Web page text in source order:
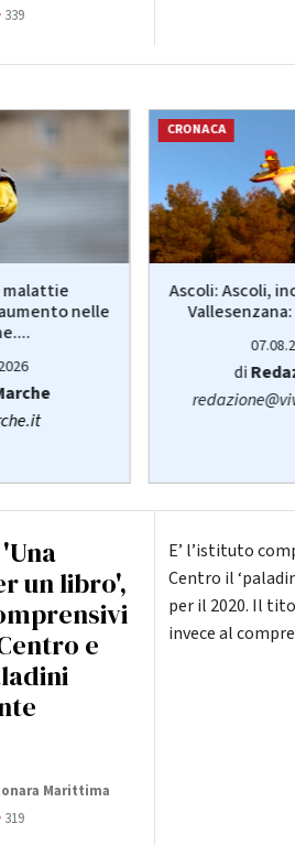
339
nelle
CRONACA
Ascoli: Ascoli,
di
un libro',
e
Marittima
319
E’ l’istituto
Centro il
per il 2020. Il
invece al